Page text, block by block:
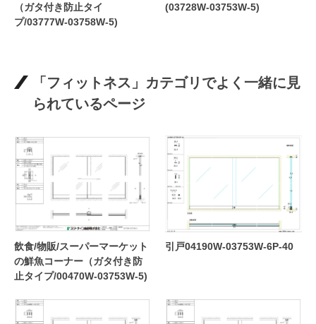
（ガタ付き防止タイ
プ/03777W-03758W-5)
(03728W-03753W-5)
「フィットネス」カテゴリでよく一緒に見
られているページ
飲食/物販/スーパーマーケット
の鮮魚コーナー（ガタ付き防
止タイプ/00470W-03753W-5)
引戸04190W-03753W-6P-40